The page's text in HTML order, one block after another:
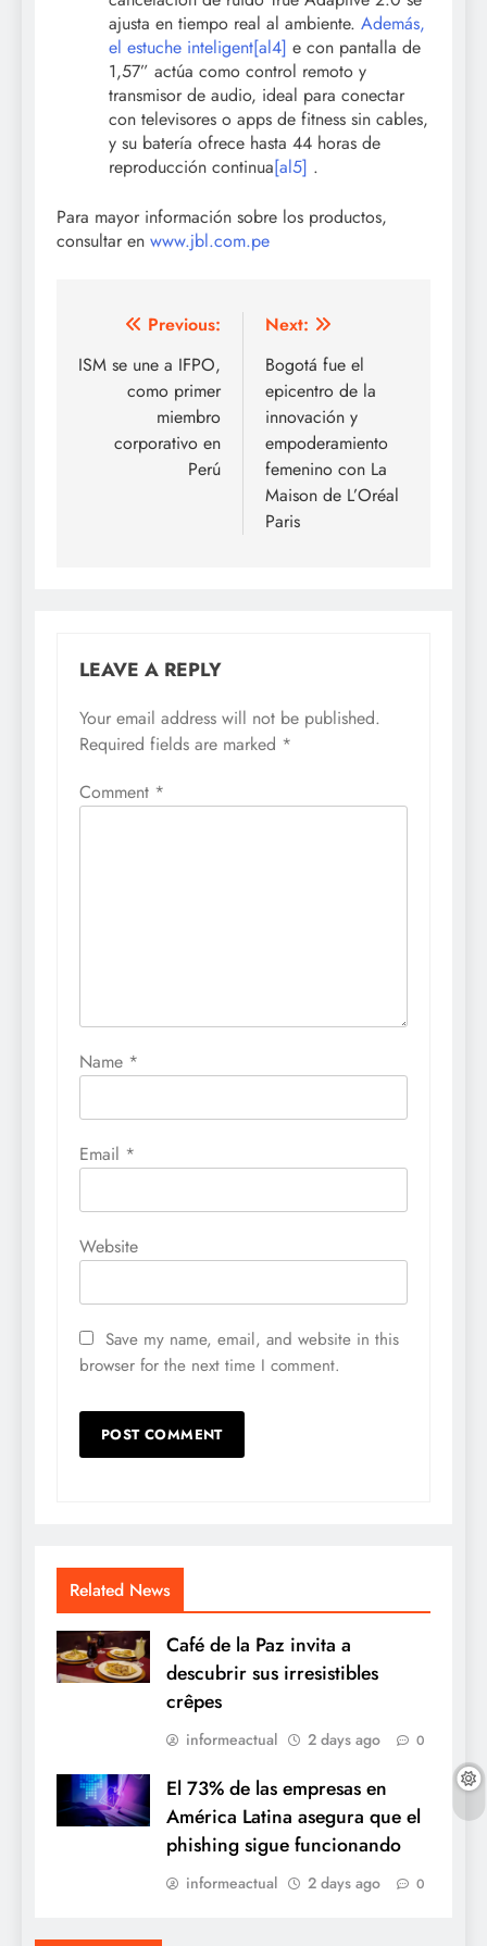
ajusta en tiempo real al ambiente. Además,
el estuche inteligent[al4] e con pantalla de
1,57” actúa como control remoto y
transmisor de audio, ideal para conectar
con televisores o apps de fitness sin cables,
y su batería ofrece hasta 44 horas de
reproducción continua[al5] .
Para mayor información sobre los productos,
consultar en www.jbl.com.pe
Post
navigation
Previous:
ISM se une a IFPO,
como primer
miembro
corporativo en
Perú
Next:
Bogotá fue el
epicentro de la
innovación y
empoderamiento
femenino con La
Maison de L’Oréal
Paris
LEAVE A REPLY
Your email address will not be published.
Required fields are marked *
Comment *
Name *
Email *
Website
Save my name, email, and website in this
browser for the next time I comment.
Related News
Café de la Paz invita a
descubrir sus irresistibles
crêpes
informeactual 2 days ago 0
El 73% de las empresas en
América Latina asegura que el
phishing sigue funcionando
informeactual 2 days ago 0